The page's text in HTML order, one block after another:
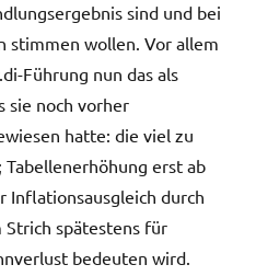
sind und bei
stimmen wollen. Vor allem
Führung nun das als
sie noch vorher
hatte: die viel zu
erst ab
Inflationsausgleich durch
Strich spätestens für
bedeuten wird.